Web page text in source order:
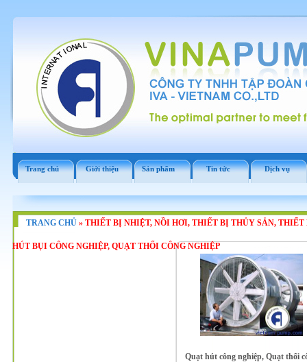
Trang chủ Giới thiệu Sản phẩm Tin tức Dịch vụ
TRANG CHỦ» THIẾT BỊ NHIỆT, NỒI HƠI, THIẾT BỊ THỦY SẢN, THIẾT
HÚT BỤI CÔNG NGHIỆP, QUẠT THỔI CÔNG NGHIỆP
Quạt hút công nghiệp, Quạt thổi